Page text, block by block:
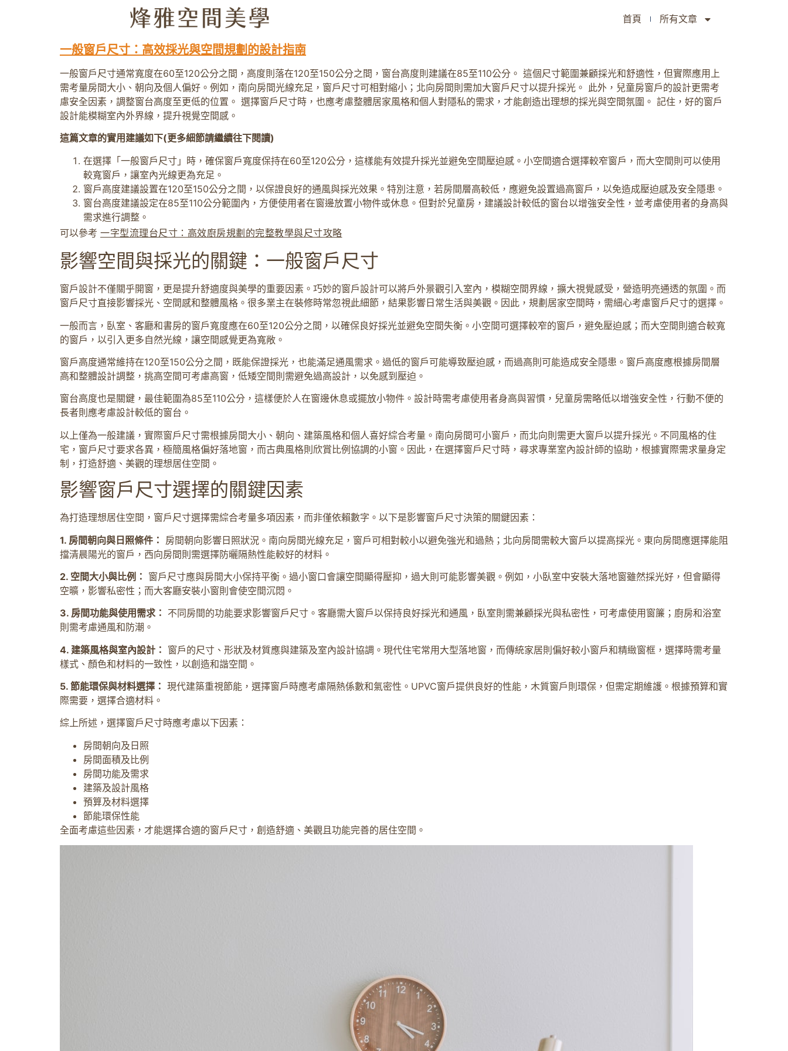
首頁 所有文章
一般窗戶尺寸：高效採光與空間規劃的設計指南
一般窗戶尺寸通常寬度在60至120公分之間，高度則落在120至150公分之間，窗台高度則建議在85至110公分。 這個尺寸範圍兼顧採光和舒適性，但實際應用上
需考量房間大小、朝向及個人偏好。例如，南向房間光線充足，窗戶尺寸可相對縮小；北向房間則需加大窗戶尺寸以提升採光。 此外，兒童房窗戶的設計更需考
慮安全因素，調整窗台高度至更低的位置。 選擇窗戶尺寸時，也應考慮整體居家風格和個人對隱私的需求，才能創造出理想的採光與空間氛圍。 記住，好的窗戶
設計能模糊室內外界線，提升視覺空間感。
這篇文章的實用建議如下(更多細節請繼續往下閱讀)
在選擇「一般窗戶尺寸」時，確保窗戶寬度保持在60至120公分，這樣能有效提升採光並避免空間壓迫感。小空間適合選擇較窄窗戶，而大空間則可以使用
較寬窗戶，讓室內光線更為充足。
窗戶高度建議設置在120至150公分之間，以保證良好的通風與採光效果。特別注意，若房間層高較低，應避免設置過高窗戶，以免造成壓迫感及安全隱患。
窗台高度建議設定在85至110公分範圍內，方便使用者在窗邊放置小物件或休息。但對於兒童房，建議設計較低的窗台以增強安全性，並考慮使用者的身高與
需求進行調整。
可以參考 一字型流理台尺寸：高效廚房規劃的完整教學與尺寸攻略
影響空間與採光的關鍵：一般窗戶尺寸
窗戶設計不僅關乎開窗，更是提升舒適度與美學的重要因素。巧妙的窗戶設計可以將戶外景觀引入室內，模糊空間界線，擴大視覺感受，營造明亮通透的氛圍。而
窗戶尺寸直接影響採光、空間感和整體風格。很多業主在裝修時常忽視此細節，結果影響日常生活與美觀。因此，規劃居家空間時，需細心考慮窗戶尺寸的選擇。
一般而言，臥室、客廳和書房的窗戶寬度應在60至120公分之間，以確保良好採光並避免空間失衡。小空間可選擇較窄的窗戶，避免壓迫感；而大空間則適合較寬
的窗戶，以引入更多自然光線，讓空間感覺更為寬敞。
窗戶高度通常維持在120至150公分之間，既能保證採光，也能滿足通風需求。過低的窗戶可能導致壓迫感，而過高則可能造成安全隱患。窗戶高度應根據房間層
高和整體設計調整，挑高空間可考慮高窗，低矮空間則需避免過高設計，以免感到壓迫。
窗台高度也是關鍵，最佳範圍為85至110公分，這樣便於人在窗邊休息或擺放小物件。設計時需考慮使用者身高與習慣，兒童房需略低以增強安全性，行動不便的
長者則應考慮設計較低的窗台。
以上僅為一般建議，實際窗戶尺寸需根據房間大小、朝向、建築風格和個人喜好綜合考量。南向房間可小窗戶，而北向則需更大窗戶以提升採光。不同風格的住
宅，窗戶尺寸要求各異，極簡風格偏好落地窗，而古典風格則欣賞比例協調的小窗。因此，在選擇窗戶尺寸時，尋求專業室內設計師的協助，根據實際需求量身定
制，打造舒適、美觀的理想居住空間。
影響窗戶尺寸選擇的關鍵因素
為打造理想居住空間，窗戶尺寸選擇需綜合考量多項因素，而非僅依賴數字。以下是影響窗戶尺寸決策的關鍵因素：
1. 房間朝向與日照條件： 房間朝向影響日照狀況。南向房間光線充足，窗戶可相對較小以避免強光和過熱；北向房間需較大窗戶以提高採光。東向房間應選擇能阻
擋清晨陽光的窗戶，西向房間則需選擇防曬隔熱性能較好的材料。
2. 空間大小與比例： 窗戶尺寸應與房間大小保持平衡。過小窗口會讓空間顯得壓抑，過大則可能影響美觀。例如，小臥室中安裝大落地窗雖然採光好，但會顯得
空曠，影響私密性；而大客廳安裝小窗則會使空間沉悶。
3. 房間功能與使用需求： 不同房間的功能要求影響窗戶尺寸。客廳需大窗戶以保持良好採光和通風，臥室則需兼顧採光與私密性，可考慮使用窗簾；廚房和浴室
則需考慮通風和防潮。
4. 建築風格與室內設計： 窗戶的尺寸、形狀及材質應與建築及室內設計協調。現代住宅常用大型落地窗，而傳統家居則偏好較小窗戶和精緻窗框，選擇時需考量
樣式、顏色和材料的一致性，以創造和諧空間。
5. 節能環保與材料選擇： 現代建築重視節能，選擇窗戶時應考慮隔熱係數和氣密性。UPVC窗戶提供良好的性能，木質窗戶則環保，但需定期維護。根據預算和實
際需要，選擇合適材料。
綜上所述，選擇窗戶尺寸時應考慮以下因素：
房間朝向及日照
房間面積及比例
房間功能及需求
建築及設計風格
預算及材料選擇
節能環保性能
全面考慮這些因素，才能選擇合適的窗戶尺寸，創造舒適、美觀且功能完善的居住空間。